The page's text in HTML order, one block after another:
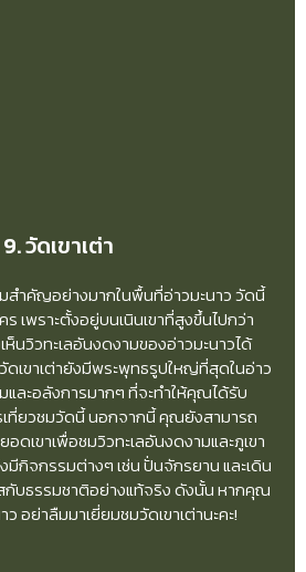
9. วัดเขาเต่า
สำคัญอย่างมากในพื้นที่อ่าวมะนาว วัดนี้
เพราะตั้งอยู่บนเนินเขาที่สูงขึ้นไปกว่า
ห็นวิวทะเลอันงดงามของอ่าวมะนาวได้
เขาเต่ายังมีพระพุทธรูปใหญ่ที่สุดในอ่าว
และอลังการมากๆ ที่จะทำให้คุณได้รับ
ที่ยวชมวัดนี้ นอกจากนี้ คุณยังสามารถ
ดเขาเพื่อชมวิวทะเลอันงดงามและภูเขา
กิจกรรมต่างๆ เช่น ปั่นจักรยาน และเดิน
บธรรมชาติอย่างแท้จริง ดังนั้น หากคุณ
อย่าลืมมาเยี่ยมชมวัดเขาเต่านะคะ!